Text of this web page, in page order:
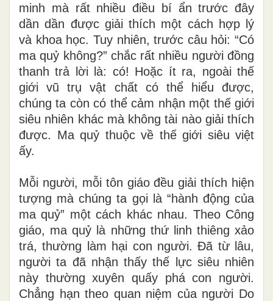
minh mà rất nhiều điều bí ẩn trước đây
dần dần được giải thích một cách hợp lý
và khoa học. Tuy nhiên, trước câu hỏi: “Có
ma quỷ không?” chắc rất nhiều người đồng
thanh trả lời là: có! Hoặc ít ra, ngoài thế
giới vũ trụ vật chất có thể hiểu được,
chúng ta còn có thể cảm nhận một thế giới
siêu nhiên khác mà không tài nào giải thích
được. Ma quỷ thuộc về thế giới siêu việt
ấy.
Mỗi người, mỗi tôn giáo đều giải thích hiện
tượng mà chúng ta gọi là “hành động của
ma quỷ” một cách khác nhau. Theo Công
giáo, ma quỷ là những thứ linh thiêng xảo
trá, thường làm hại con người. Đã từ lâu,
người ta đã nhận thấy thế lực siêu nhiên
này thường xuyên quấy phá con người.
Chẳng hạn theo quan niệm của người Do